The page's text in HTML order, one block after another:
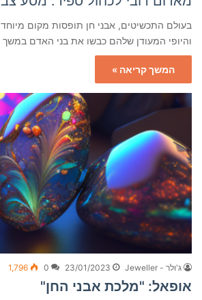
בעולם התכשיטים, אבני חן תופסות מקום
והיופי המעודן שלהם כבשו את בני האדם
המשך קריאה »
ג'ולר - Jeweller 23/01/2023
0
1,796
אופאל: "מלכת אבני החן"